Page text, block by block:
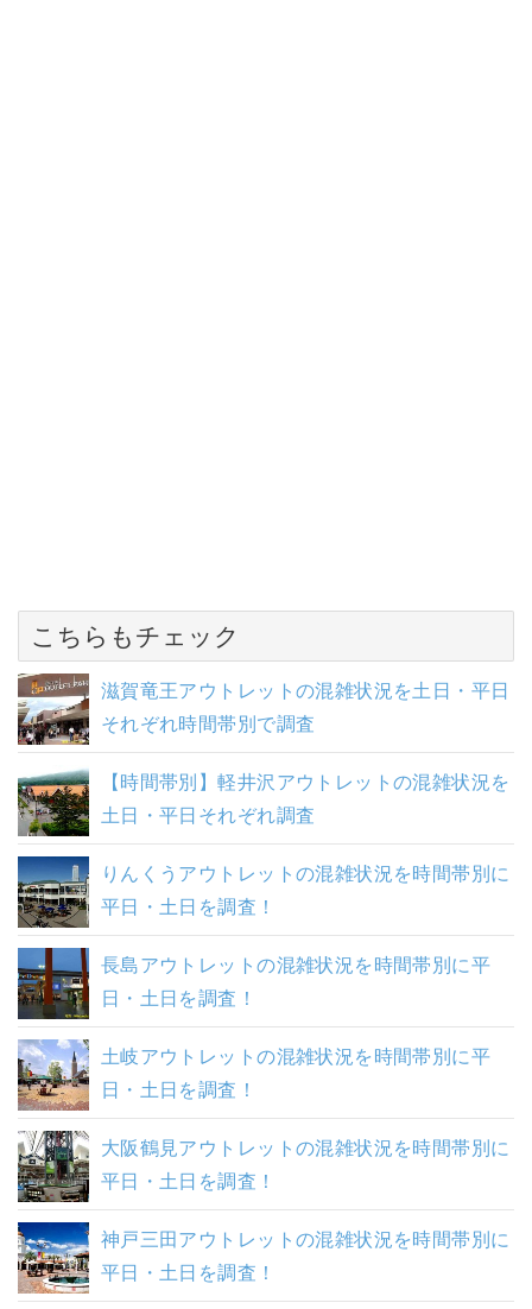
こちらもチェック
滋賀竜王アウトレットの混雑状況を土日・平日
それぞれ時間帯別で調査
【時間帯別】軽井沢アウトレットの混雑状況を
土日・平日それぞれ調査
りんくうアウトレットの混雑状況を時間帯別に
平日・土日を調査！
長島アウトレットの混雑状況を時間帯別に平
日・土日を調査！
土岐アウトレットの混雑状況を時間帯別に平
日・土日を調査！
大阪鶴見アウトレットの混雑状況を時間帯別に
平日・土日を調査！
神戸三田アウトレットの混雑状況を時間帯別に
平日・土日を調査！